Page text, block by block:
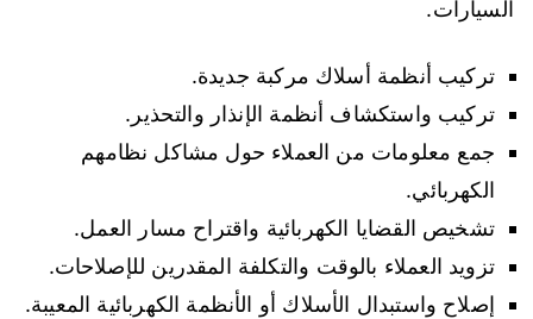
السيارات.
تركيب أنظمة أسلاك مركبة جديدة.
تركيب واستكشاف أنظمة الإنذار والتحذير.
جمع معلومات من العملاء حول مشاكل نظامهم
الكهربائي.
تشخيص القضايا الكهربائية واقتراح مسار العمل.
تزويد العملاء بالوقت والتكلفة المقدرين للإصلاحات.
إصلاح واستبدال الأسلاك أو الأنظمة الكهربائية المعيبة.